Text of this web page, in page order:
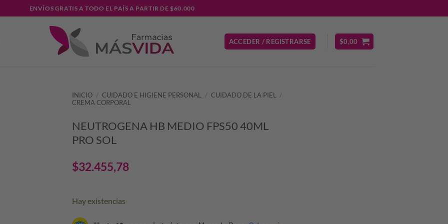
ENVÍOS GRATIS A TODO EL PAÍS A PARTIR DE $60.000
ACCEDER / REGISTRARSE $0,00
INICIO / CUIDADO E HIGIENE PERSONAL / CUIDADO DE LA PIEL
/
CREMA CORPORAL
NEUTROGENA HB MEDIO FPS50 40ML
PRO SOL
$32.455,78
Hay existencias